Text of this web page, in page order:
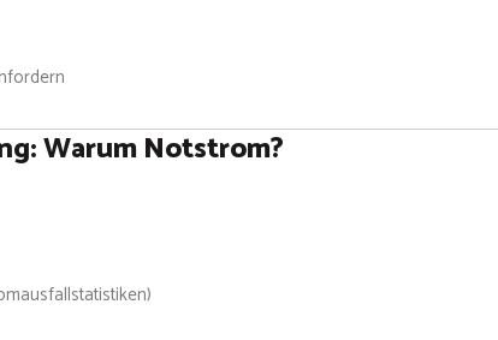
Warum Notstrom?